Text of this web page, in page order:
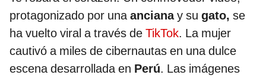
protagonizado por unaancianay su gato, se
ha vuelto viral a través de TikTok. La mujer
cautivó a miles de cibernautas en una dulce
escena desarrollada en Perú. Las imágenes